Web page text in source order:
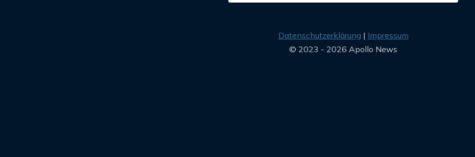
Datenschutzerklärung
Impressum
© 2023 - 2026 Apollo News